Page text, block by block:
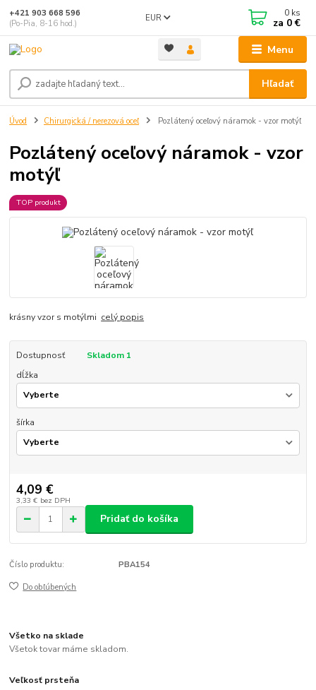
Menu
EUR
Hľadať
+421 903 668 596
(Po-Pia, 8-16 hod.)
0 ks
za 0 €
Úvod Chirurgická / nerezová oceľ Pozlátený oceľový náramok - vzor motýľ
Pozlátený oceľový náramok - vzor
motýľ
TOP produkt
krásny vzor s motýlmi celý popis
Dostupnosť
Skladom 1
dĺžka
šírka
4,09 €
3,33 € bez DPH
Pridať do košíka
Číslo produktu: PBA154
Do obľúbených
Všetko na sklade
Všetok tovar máme skladom.
Veľkosť prsteňa